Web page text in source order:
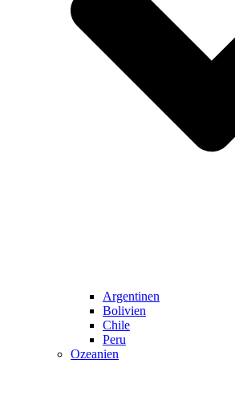
Argentinen
Bolivien
Chile
Peru
Ozeanien